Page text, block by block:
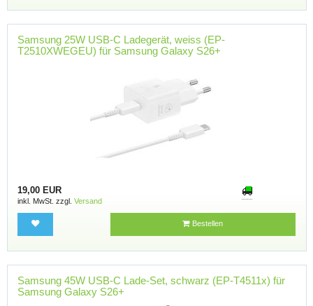
Samsung 25W USB-C Ladegerät, weiss (EP-
T2510XWEGEU) für Samsung Galaxy S26+
19,00 EUR
inkl. MwSt. zzgl. Versand
Bestellen
Samsung 45W USB-C Lade-Set, schwarz (EP-T4511x) für
Samsung Galaxy S26+